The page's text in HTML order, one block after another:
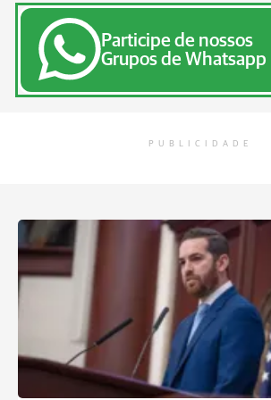
Participe de nossos
Grupos de Whatsapp
PUBLICIDADE